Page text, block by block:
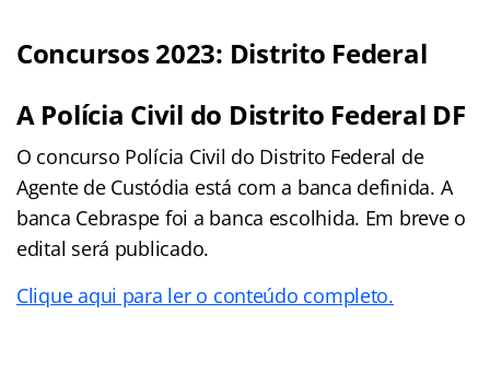
Concursos 2023: Distrito Federal
A Polícia Civil do Distrito Federal DF
O concurso Polícia Civil do Distrito Federal de
Agente de Custódia está com a banca definida. A
banca Cebraspe foi a banca escolhida. Em breve o
edital será publicado.
Clique aqui para ler o conteúdo completo.